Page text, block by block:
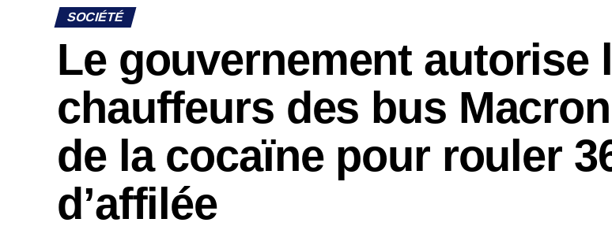
SOCIÉTÉ
Le gouvernement autorise
chauffeurs des bus
de la cocaïne pour rouler
d’affilée